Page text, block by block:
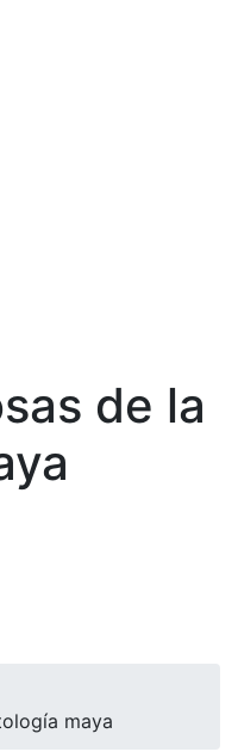
de la
maya